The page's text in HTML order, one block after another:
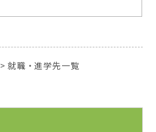
>就職・進学先一覧